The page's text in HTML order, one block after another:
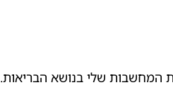
המחשבות שלי בנושא הבריאות.